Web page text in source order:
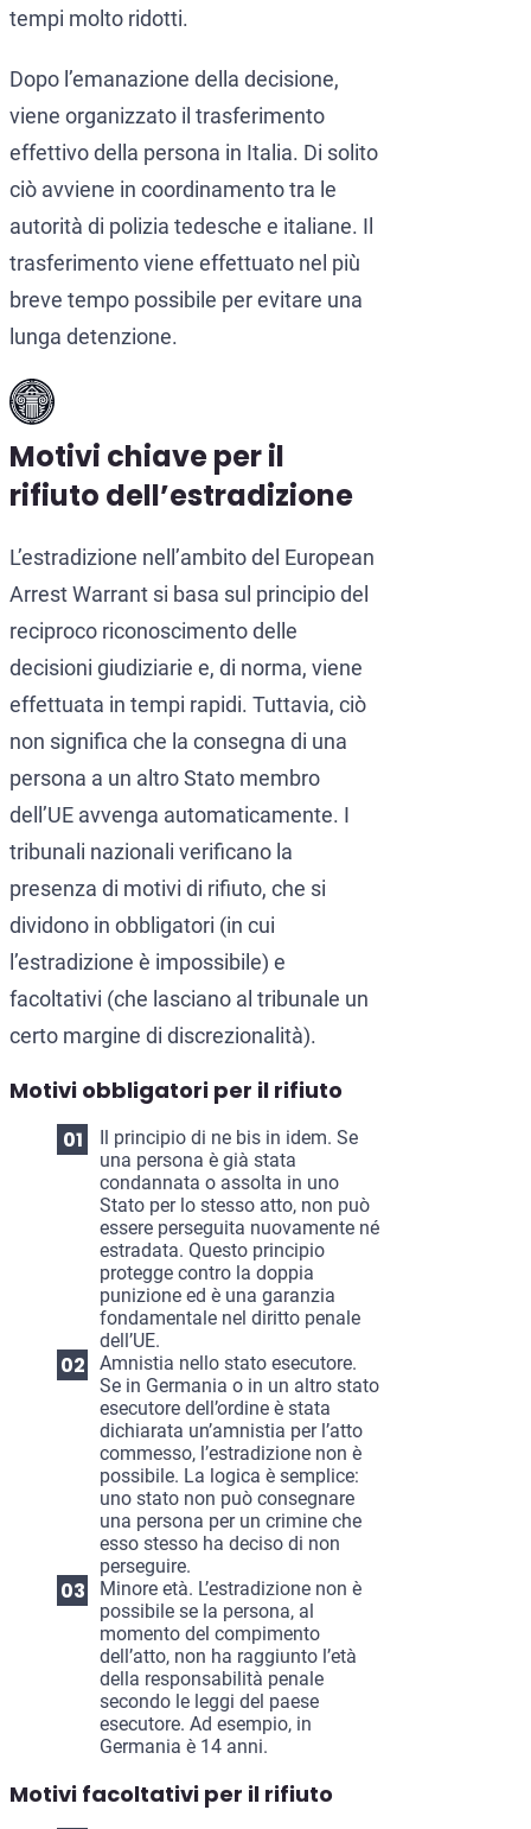
tempi molto ridotti.
Dopo l’emanazione della decisione,
viene organizzato il trasferimento
effettivo della persona in Italia. Di solito
ciò avviene in coordinamento tra le
autorità di polizia tedesche e italiane. Il
trasferimento viene effettuato nel più
breve tempo possibile per evitare una
lunga detenzione.
Motivi chiave per il
rifiuto dell’estradizione
L’estradizione nell’ambito del European
Arrest Warrant si basa sul principio del
reciproco riconoscimento delle
decisioni giudiziarie e, di norma, viene
effettuata in tempi rapidi. Tuttavia, ciò
non significa che la consegna di una
persona a un altro Stato membro
dell’UE avvenga automaticamente. I
tribunali nazionali verificano la
presenza di motivi di rifiuto, che si
dividono in obbligatori (in cui
l’estradizione è impossibile) e
facoltativi (che lasciano al tribunale un
certo margine di discrezionalità).
Motivi obbligatori per il rifiuto
Il principio di ne bis in idem. Se
una persona è già stata
condannata o assolta in uno
Stato per lo stesso atto, non può
essere perseguita nuovamente né
estradata. Questo principio
protegge contro la doppia
punizione ed è una garanzia
fondamentale nel diritto penale
dell’UE.
Amnistia nello stato esecutore.
Se in Germania o in un altro stato
esecutore dell’ordine è stata
dichiarata un’amnistia per l’atto
commesso, l’estradizione non è
possibile. La logica è semplice:
uno stato non può consegnare
una persona per un crimine che
esso stesso ha deciso di non
perseguire.
Minore età. L’estradizione non è
possibile se la persona, al
momento del compimento
dell’atto, non ha raggiunto l’età
della responsabilità penale
secondo le leggi del paese
esecutore. Ad esempio, in
Germania è 14 anni.
Motivi facoltativi per il rifiuto